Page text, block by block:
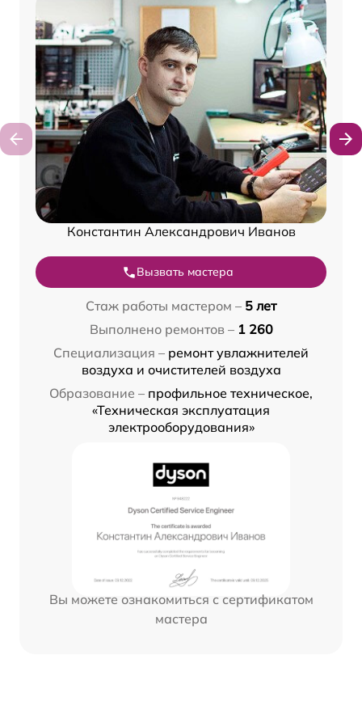
Константин Александрович Иванов
Вызвать мастера
Стаж работы мастером – 5 лет
Выполнено ремонтов – 1 260
Специализация – ремонт увлажнителей
воздуха и очистителей воздуха
Образование – профильное техническое,
«Техническая эксплуатация
электрооборудования»
Вы можете ознакомиться с сертификатом
мастера